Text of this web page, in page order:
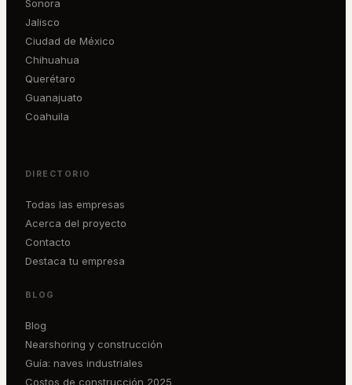
Sonora
Jalisco
Ciudad de México
Chihuahua
Querétaro
Guanajuato
Coahuila
DIRECTORIO
Todas las empresas
Acerca del proyecto
Contacto
Destaca tu empresa
BLOG
Blog
Nearshoring y construcción
Guía: naves industriales
Costos de construcción 2025